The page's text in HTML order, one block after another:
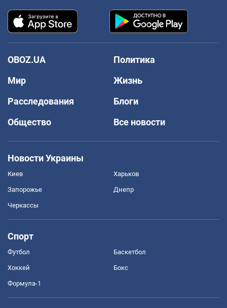
OBOZ.UA
Политика
Мир
Жизнь
Расследования
Блоги
Общество
Все новости
Новости Украины
Киев Харьков
Запорожье Днепр
Черкассы
Спорт
Футбол Баскетбол
Хоккей Бокс
Формула-1